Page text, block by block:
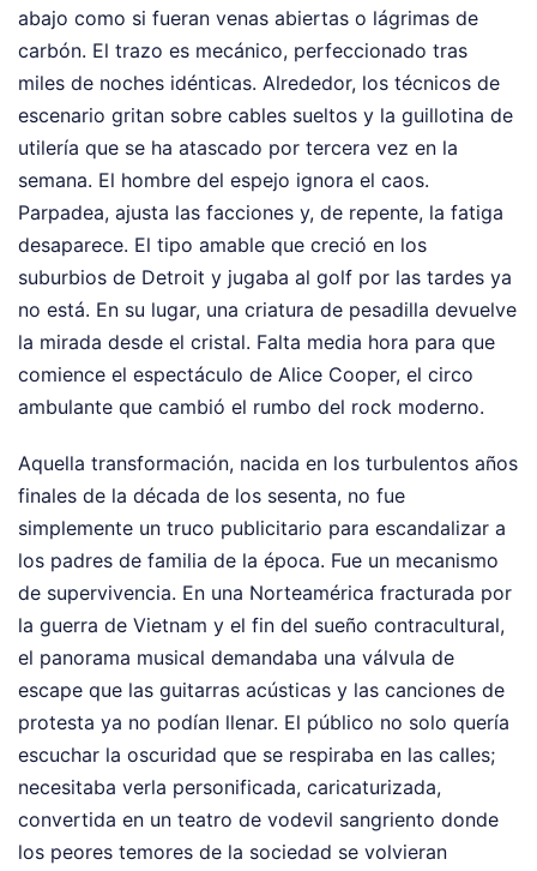
abajo como si fueran venas abiertas o lágrimas de
carbón. El trazo es mecánico, perfeccionado tras
miles de noches idénticas. Alrededor, los técnicos de
escenario gritan sobre cables sueltos y la guillotina de
utilería que se ha atascado por tercera vez en la
semana. El hombre del espejo ignora el caos.
Parpadea, ajusta las facciones y, de repente, la fatiga
desaparece. El tipo amable que creció en los
suburbios de Detroit y jugaba al golf por las tardes ya
no está. En su lugar, una criatura de pesadilla devuelve
la mirada desde el cristal. Falta media hora para que
comience el espectáculo de Alice Cooper, el circo
ambulante que cambió el rumbo del rock moderno.
Aquella transformación, nacida en los turbulentos años
finales de la década de los sesenta, no fue
simplemente un truco publicitario para escandalizar a
los padres de familia de la época. Fue un mecanismo
de supervivencia. En una Norteamérica fracturada por
la guerra de Vietnam y el fin del sueño contracultural,
el panorama musical demandaba una válvula de
escape que las guitarras acústicas y las canciones de
protesta ya no podían llenar. El público no solo quería
escuchar la oscuridad que se respiraba en las calles;
necesitaba verla personificada, caricaturizada,
convertida en un teatro de vodevil sangriento donde
los peores temores de la sociedad se volvieran